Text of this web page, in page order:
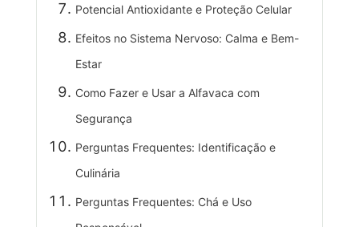
Potencial Antioxidante e Proteção Celular
Efeitos no Sistema Nervoso: Calma e Bem-
Estar
Como Fazer e Usar a Alfavaca com
Segurança
Perguntas Frequentes: Identificação e
Culinária
Perguntas Frequentes: Chá e Uso